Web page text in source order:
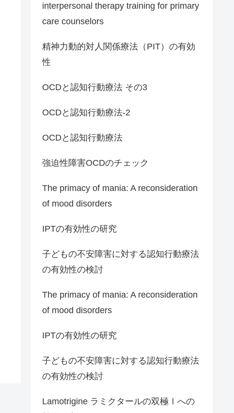
interpersonal therapy training for primary
care counselors
精神力動的対人関係療法（PIT）の有効
性
OCDと認知行動療法 その3
OCDと認知行動療法-2
OCDと認知行動療法
強迫性障害OCDのチェック
The primacy of mania: A reconsideration
of mood disorders
IPTの有効性の研究
子どもの不安障害に対する認知行動療法
の有効性の検討
The primacy of mania: A reconsideration
of mood disorders
IPTの有効性の研究
子どもの不安障害に対する認知行動療法
の有効性の検討
Lamotrigine ラミクタールの双極Ⅰへの